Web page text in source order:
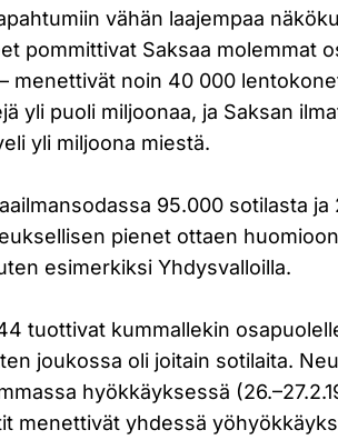
vähän laajempaa
pommittivat Saksaa molemmat
menettivät noin 40 000
yli puoli miljoonaa, ja Saksan
yli miljoona miestä.
95.000 sotilasta ja
pienet ottaen
esimerkiksi Yhdysvalloilla.
tuottivat kummallekin
joukossa oli joitain sotilaita.
hyökkäyksessä
menettivät yhdessä